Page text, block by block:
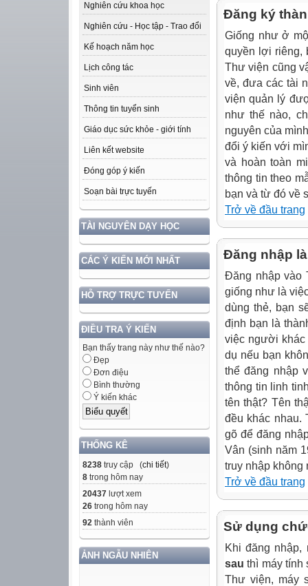
Nghiên cứu khoa học
Nghiên cứu - Học tập - Trao đổi
Kế hoạch năm học
Lịch công tác
Sinh viên
Thông tin tuyển sinh
Giáo dục sức khỏe - giới tính
Liên kết website
Đóng góp ý kiến
Soạn bài trực tuyến
TÀI NGUYÊN DẠY HỌC
CÁC Ý KIẾN MỚI NHẤT
HỖ TRỢ TRỰC TUYẾN
ĐIỀU TRA Ý KIẾN
Bạn thấy trang này như thế nào?
Đẹp
Đơn điệu
Bình thường
Ý kiến khác
THỐNG KÊ
8238 truy cập (chi tiết)
8 trong hôm nay
20437 lượt xem
26 trong hôm nay
92 thành viên
ẢNH NGẪU NHIÊN
Đăng ký
Giống như ở
quyền lợi riêng,
Thư viện cũng
về, đưa các tài
viện quản lý
như thế nào,
nguyên của
đổi ý kiến với
và hoàn toàn
thông tin theo
bạn và từ đó về
Trở về đầu trang
Đăng nhập
Đăng nhập vào
giống như là
dùng thẻ, bạn
định bạn là
việc người khác
dụ nếu bạn
thể đăng nhập
thông tin linh
tên thật? Tên
đều khác nhau.
gõ để đăng
Vân (sinh năm
truy nhập không
Trở về đầu trang
Sử dụng
Khi đăng
sau thì máy tính
Thư viện, máy